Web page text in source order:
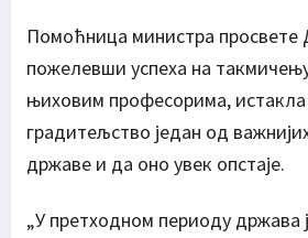
Помоћница министра
пожелевши успеха на
њиховим професорима, истакла
градитељство један од
државе и да оно увек опстаје.
„У претходном периоду држава